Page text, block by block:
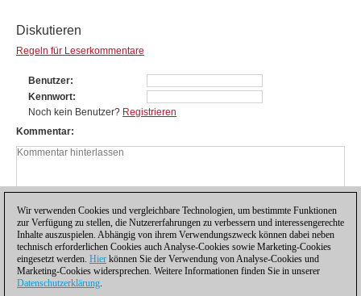
Diskutieren
Regeln für Leserkommentare
Benutzer
Kennwort
Noch kein Benutzer? Registrieren
Kommentar
Wir verwenden Cookies und vergleichbare Technologien, um bestimmte Funktionen
zur Verfügung zu stellen, die Nutzererfahrungen zu verbessern und interessengerechte
Inhalte auszuspielen. Abhängig von ihrem Verwendungszweck können dabei neben
technisch erforderlichen Cookies auch Analyse-Cookies sowie Marketing-Cookies
eingesetzt werden. Hier können Sie der Verwendung von Analyse-Cookies und
Marketing-Cookies widersprechen. Weitere Informationen finden Sie in unserer
Datenschutzerklärung.